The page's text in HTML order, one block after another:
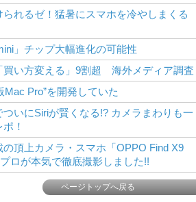
れるゼ！猛暑にスマホを冷やしまくる
」チップ大幅進化の可能性
買い方変える」9割超 海外メディア調査
Mac Pro”を開発していた
ついにSiriが賢くなる!? カメラまわりも一
！
頂上カメラ・スマホ「OPPO Find X9
ロが本気で徹底撮影しました!!
ページトップへ戻る